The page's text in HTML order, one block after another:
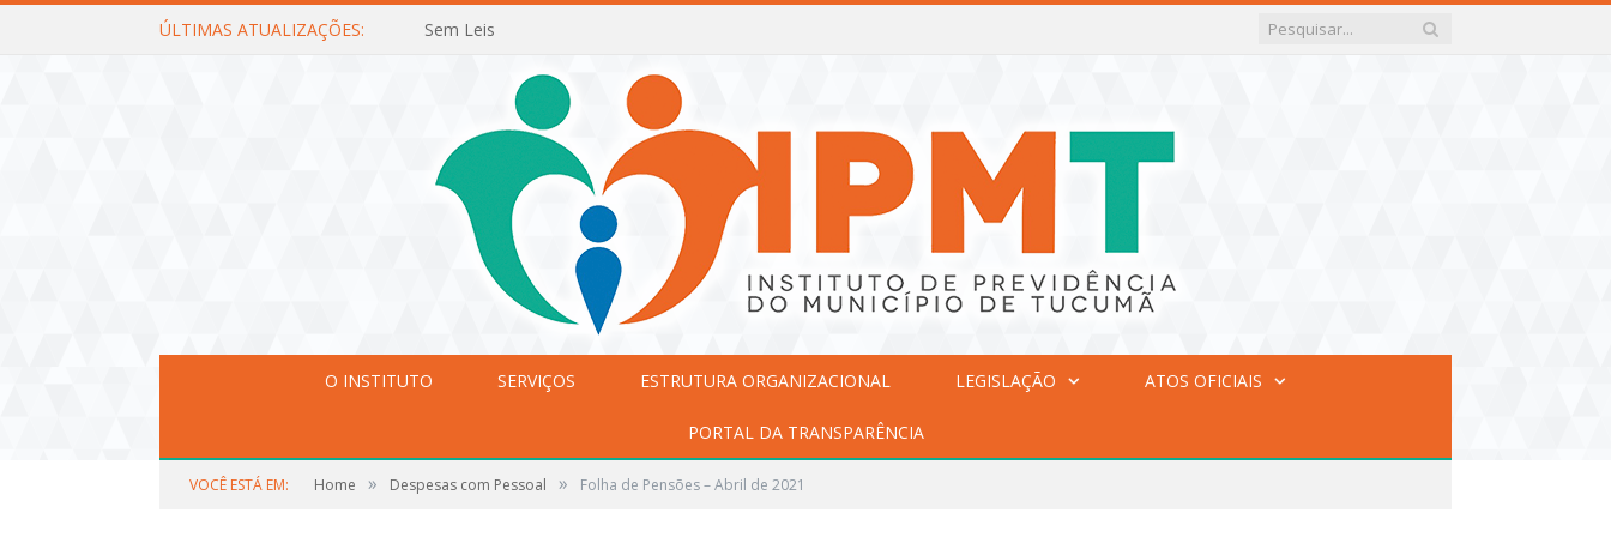
ÚLTIMAS ATUALIZAÇÕES: Sem Leis
O INSTITUTO SERVIÇOS ESTRUTURA ORGANIZACIONAL LEGISLAÇÃO ATOS OFICIAIS
PORTAL DA TRANSPARÊNCIA
VOCÊ ESTÁ EM: Home » Despesas com Pessoal » Folha de Pensões – Abril de 2021